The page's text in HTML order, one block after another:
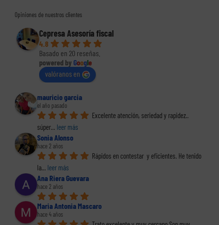
Opiniones de nuestros clientes
Cepresa Asesoría fiscal
4.8
Basado en 20 reseñas.
powered by Google
valóranos en
mauricio garcia
el año pasado
Excelente atención, seriedad y rapidez..
súper... leer más
Sonia Alonso
hace 2 años
Rápidos en contestar  y eficientes. He tenido
la... leer más
Ana Riera Guevara
hace 2 años
Maria Antonia Mascaro
hace 4 años